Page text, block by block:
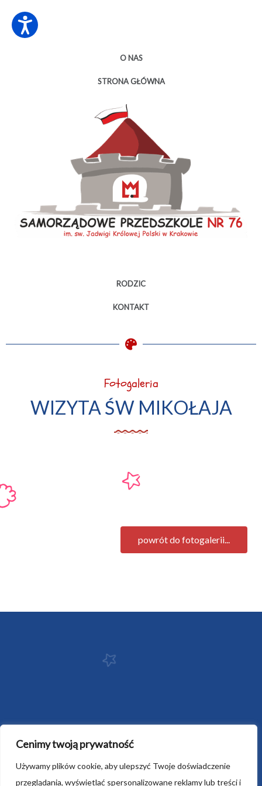
Cenimy twoją prywatność
Używamy plików cookie, aby ulepszyć Twoje doświadczenie
przeglądania, wyświetlać spersonalizowane reklamy lub treści i
O NAS
STRONA GŁÓWNA
RODZIC
KONTAKT
Fotogaleria
WIZYTA ŚW MIKOŁAJA
powrót do fotogalerii...